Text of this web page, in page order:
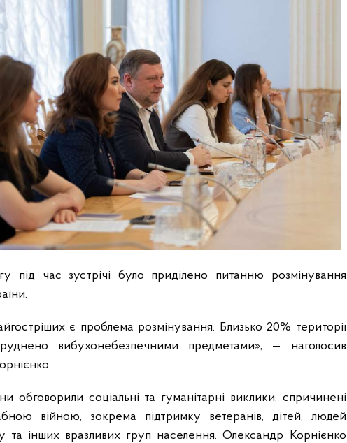
під час зустрічі було приділено питанню розмінування
є проблема розмінування. Близько 20% території
вибухонебезпечними предметами», — наголосив
обговорили соціальні та гуманітарні виклики, спричинені
війною, зокрема підтримку ветеранів, дітей, людей
та інших вразливих груп населення. Олександр Корнієнко